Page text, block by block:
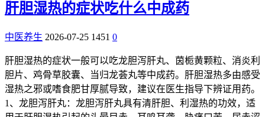
肝胆湿热的症状吃什么中成药
中医养生 2026-07-25 1451 0
肝胆湿热的症状一般可以吃龙胆泻肝丸、茵栀黄颗粒、消炎利
胆片、鸡骨草胶囊、当归龙荟丸等中成药。肝胆湿热多由感受
湿热之邪或嗜食肥甘厚腻导致，建议在医生指导下辨证用药。
1、龙胆泻肝丸：龙胆泻肝丸具有清肝胆、利湿热的功效，适